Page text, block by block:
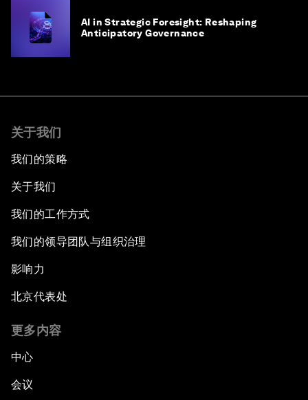
AI in Strategic Foresight: Reshaping
Anticipatory Governance
关于我们
我们的策略
关于我们
我们的工作方式
我们的领导团队与组织治理
影响力
北京代表处
更多内容
中心
会议